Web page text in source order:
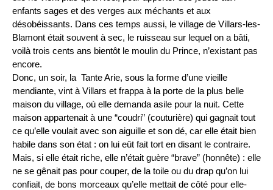
enfants sages et des verges aux méchants et aux
désobéissants. Dans ces temps aussi, le village de Villars-les-
Blamont était souvent à sec, le ruisseau sur lequel on a bâti,
voilà trois cents ans bientôt le moulin du Prince, n’existant pas
encore.
Donc, un soir, la Tante Arie, sous la forme d’une vieille
mendiante, vint à Villars et frappa à la porte de la plus belle
maison du village, où elle demanda asile pour la nuit. Cette
maison appartenait à une “coudri” (couturière) qui gagnait tout
ce qu’elle voulait avec son aiguille et son dé, car elle était bien
habile dans son état : on lui eût fait tort en disant le contraire.
Mais, si elle était riche, elle n’était guère “brave” (honnête) : elle
ne se gênait pas pour couper, de la toile ou du drap qu’on lui
confiait, de bons morceaux qu’elle mettait de côté pour elle-